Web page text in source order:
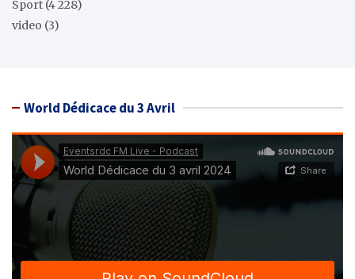
Sport (4 228)
video (3)
World Dédicace du 3 Avril